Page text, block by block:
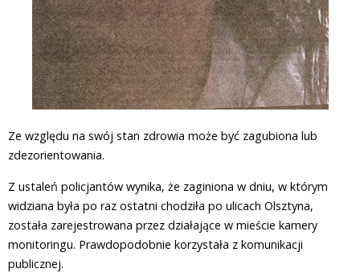
Ze względu na swój stan zdrowia może być zagubiona lub
zdezorientowania.
Z ustaleń policjantów wynika, że zaginiona w dniu, w którym
widziana była po raz ostatni chodziła po ulicach Olsztyna,
została zarejestrowana przez działające w mieście kamery
monitoringu. Prawdopodobnie korzystała z komunikacji
publicznej.